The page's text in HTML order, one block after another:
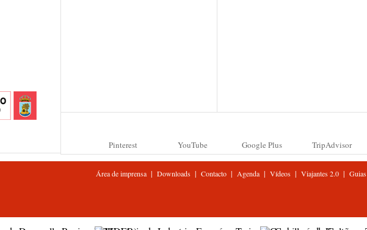
Pinterest YouTube Google Plus TripAdvisor
Área de imprensa| Downloads| Contacto| Agenda| Vídeos| Viajantes 2.0| Guias